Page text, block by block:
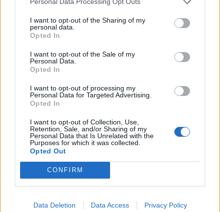
I want to opt-out of the Sharing of my
personal data.
Opted In
I want to opt-out of the Sale of my
Personal Data.
Opted In
I want to opt-out of processing my
Personal Data for Targeted Advertising.
Opted In
I want to opt-out of Collection, Use,
Retention, Sale, and/or Sharing of my
Personal Data that Is Unrelated with the
Purposes for which it was collected.
Opted Out
CONFIRM
Data Deletion Data Access Privacy Policy
Photo 7/24